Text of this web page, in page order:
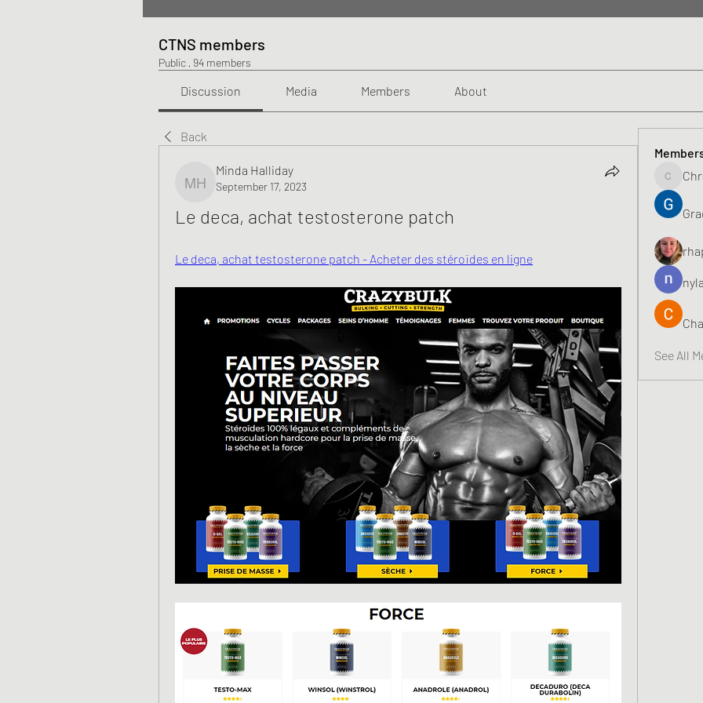
CTNS members
Public · 94 members
Discussion Media Members About
Back
Minda Halliday
Minda Halliday
September 17, 2023
Le deca, achat testosterone patch
Le deca, achat testosterone patch - Acheter des stéroïdes en ligne
Chris
See All